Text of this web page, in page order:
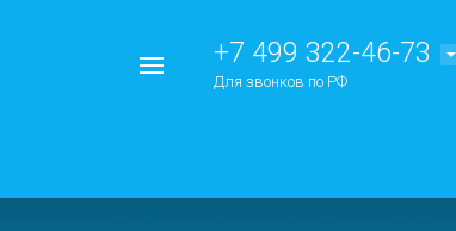
+7 499 322-46-73
Для звонков по РФ